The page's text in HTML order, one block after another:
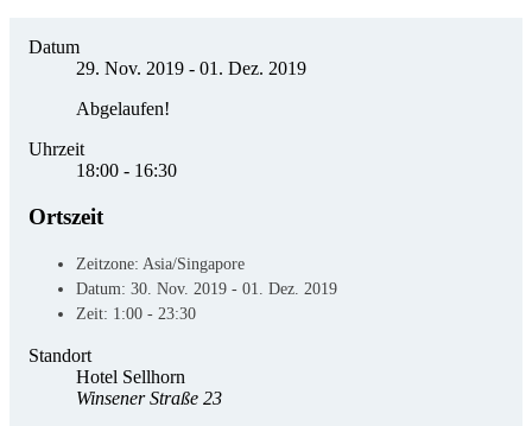
Datum
29. Nov. 2019 - 01. Dez. 2019
Abgelaufen!
Uhrzeit
18:00 - 16:30
Ortszeit
Zeitzone: Asia/Singapore
Datum: 30. Nov. 2019 - 01. Dez. 2019
Zeit: 1:00 - 23:30
Standort
Hotel Sellhorn
Winsener Straße 23